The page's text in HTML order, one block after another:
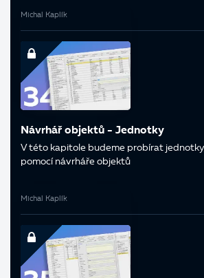
Michal Kaplík
Návrhář objektů - Jednotky
V této kapitole budeme probírat
pomocí návrháře objektů
Michal Kaplík